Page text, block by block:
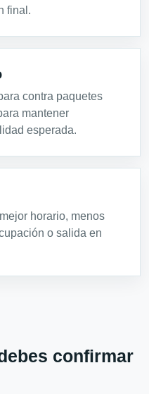
final.
contra paquetes
mantener
esperada.
horario, menos
o salida en
confirmar